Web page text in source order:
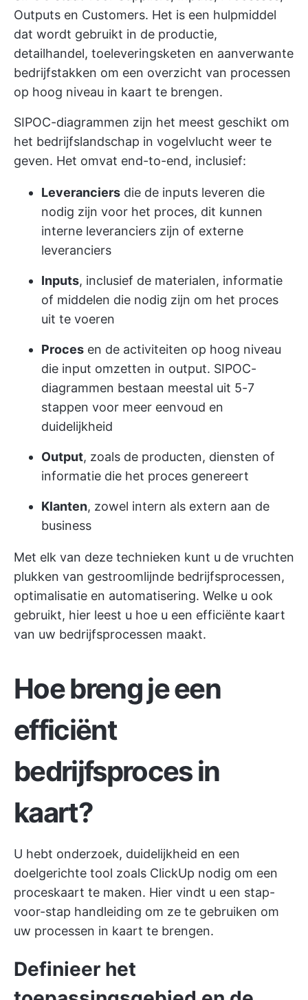
Outputs en Customers. Het is een hulpmiddel
dat wordt gebruikt in de productie,
detailhandel, toeleveringsketen en aanverwante
bedrijfstakken om een overzicht van processen
op hoog niveau in kaart te brengen.
SIPOC-diagrammen zijn het meest geschikt om
het bedrijfslandschap in vogelvlucht weer te
geven. Het omvat end-to-end, inclusief:
Leveranciers die de inputs leveren die
nodig zijn voor het proces, dit kunnen
interne leveranciers zijn of externe
leveranciers
Inputs, inclusief de materialen, informatie
of middelen die nodig zijn om het proces
uit te voeren
Proces en de activiteiten op hoog niveau
die input omzetten in output. SIPOC-
diagrammen bestaan meestal uit 5-7
stappen voor meer eenvoud en
duidelijkheid
Output, zoals de producten, diensten of
informatie die het proces genereert
Klanten, zowel intern als extern aan de
business
Met elk van deze technieken kunt u de vruchten
plukken van gestroomlijnde bedrijfsprocessen,
optimalisatie en automatisering. Welke u ook
gebruikt, hier leest u hoe u een efficiënte kaart
van uw bedrijfsprocessen maakt.
Hoe breng je een
efficiënt
bedrijfsproces in
kaart?
U hebt onderzoek, duidelijkheid en een
doelgerichte tool zoals ClickUp nodig om een
proceskaart te maken. Hier vindt u een stap-
voor-stap handleiding om ze te gebruiken om
uw processen in kaart te brengen.
Definieer het